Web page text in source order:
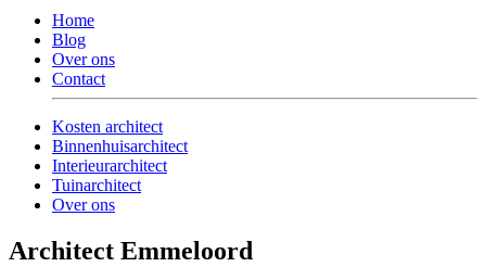
Home
Blog
Over ons
Contact
Kosten architect
Binnenhuisarchitect
Interieurarchitect
Tuinarchitect
Over ons
Architect Emmeloord